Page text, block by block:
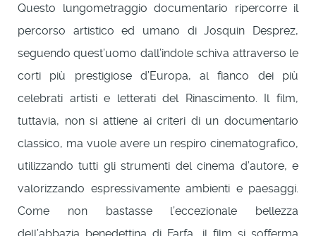
Questo lungometraggio documentario ripercorre il
percorso artistico ed umano di Josquin Desprez,
seguendo quest’uomo dall’indole schiva attraverso le
corti più prestigiose d’Europa, al fianco dei più
celebrati artisti e letterati del Rinascimento. Il film,
tuttavia, non si attiene ai criteri di un documentario
classico, ma vuole avere un respiro cinematografico,
utilizzando tutti gli strumenti del cinema d’autore, e
valorizzando espressivamente ambienti e paesaggi.
Come non bastasse l’eccezionale bellezza
dell’abbazia benedettina di Farfa, il film si sofferma